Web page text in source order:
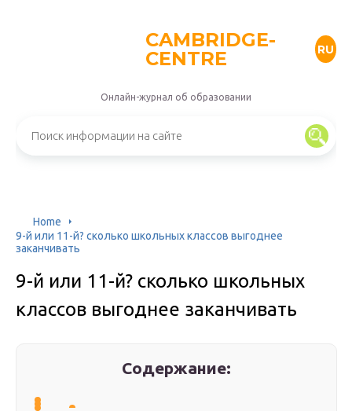
CAMBRIDGE-
CENTRE
RU
Онлайн-журнал об образовании
Home
9-й или 11-й? сколько школьных классов выгоднее
заканчивать
9-й или 11-й? сколько школьных
классов выгоднее заканчивать
Содержание: